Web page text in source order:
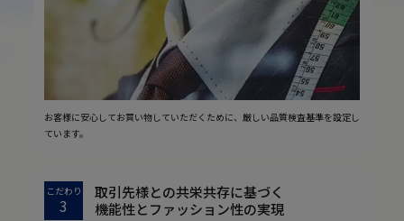
お客様に安心してお買い物していただくために、厳しい品質検査基準を設定し
ています。
こだわり
3
取引先様との共栄共存に基づく
機能性とファッション性の実現